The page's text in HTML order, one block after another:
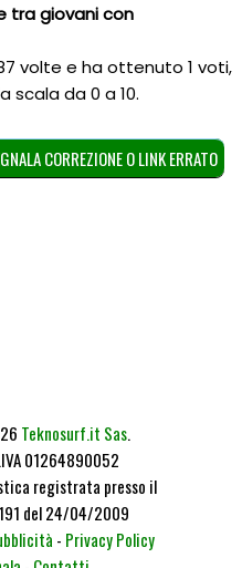
tra giovani con
volte e ha ottenuto 1 voti,
scala da0 a10.
CORREZIONE O LINK ERRATO
Teknosurf.it Sas.
01264890052
registrata presso il
del 24/04/2009
- Privacy Policy